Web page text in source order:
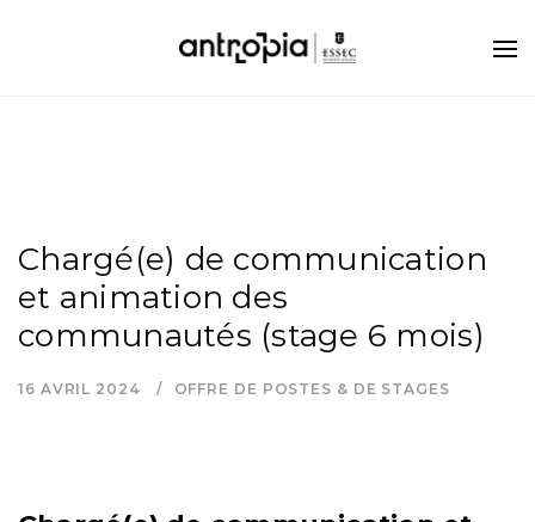
Chargé(e) de communication
et animation des
communautés (stage 6 mois)
16 AVRIL 2024 OFFRE DE POSTES & DE STAGES